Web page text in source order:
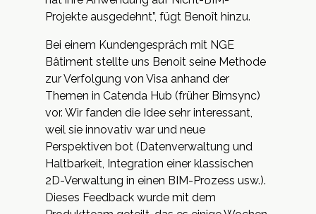
Projekte ausgedehnt”, fügt Benoît hinzu.
Bei einem Kundengespräch mit NGE
Bâtiment stellte uns Benoit seine Methode
zur Verfolgung von Visa anhand der
Themen in Catenda Hub (früher Bimsync)
vor. Wir fanden die Idee sehr interessant,
weil sie innovativ war und neue
Perspektiven bot (Datenverwaltung und
Haltbarkeit, Integration einer klassischen
2D-Verwaltung in einen BIM-Prozess usw.).
Dieses Feedback wurde mit dem